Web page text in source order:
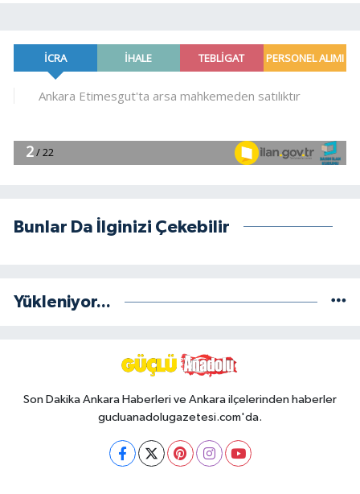
Bunlar Da İlginizi Çekebilir
Yükleniyor...
Son Dakika Ankara Haberleri ve Ankara ilçelerinden haberler
gucluanadolugazetesi.com'da.